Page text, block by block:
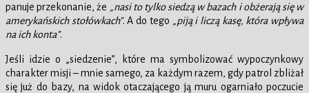
panuje przekonanie, że „nasi to tylko siedzą w bazach i obżerają się w
amerykańskich stołówkach”. A do tego „piją i liczą kasę, która wpływa
na ich konta”.
Jeśli idzie o „siedzenie”, które ma symbolizować wypoczynkowy
charakter misji – mnie samego, za każdym razem, gdy patrol zbliżał
się już do bazy, na widok otaczającego ją muru ogarniało poczucie